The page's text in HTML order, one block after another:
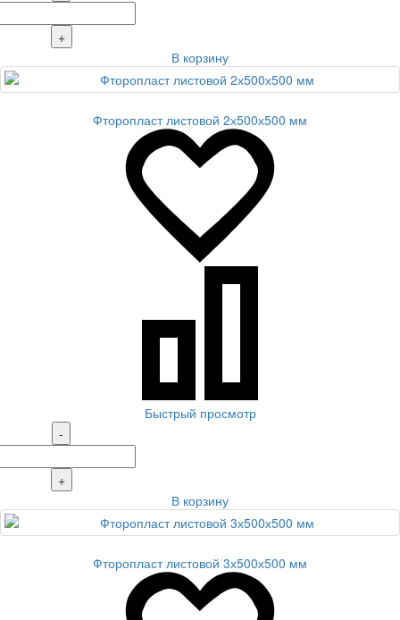
+
В корзину
Фторопласт листовой 2х500х500 мм
Быстрый просмотр
-
+
В корзину
Фторопласт листовой 3х500х500 мм